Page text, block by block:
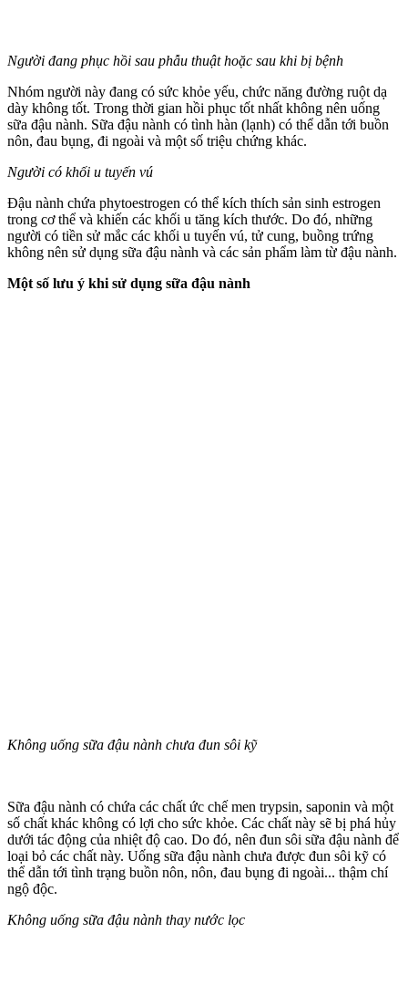
Người đang phục hồi sau phẫu thuật hoặc sau khi bị bệnh
Nhóm người này đang có sức khỏe yếu, chức năng đường ruột dạ
dày không tốt. Trong thời gian hồi phục tốt nhất không nên uống
sữa đậu nành. Sữa đậu nành có tình hàn (lạnh) có thể dẫn tới buồn
nôn, đau bụng, đi ngoài và một số triệu chứng khác.
Người có khối u tuyến vú
Đậu nành chứa phytoestrogen có thể kíc‌h thí‌ch sản sinh estrogen
trong c‌ơ th‌ể và khiến các khối u tăng kích thước. Do đó, những
người có tiền sử mắc các khối u tuyến v‌ú, tử cung, buồng trứng
không nên sử dụng sữa đậu nành và các sản phẩm làm từ đậu nành.
Một số lưu ý khi sử dụng sữa đậu nành
Không uống sữa đậu nành chưa đun sôi kỹ
Sữa đậu nành có chứa các chất ức chế men trypsin, saponin và một
số chất khác không có lợi cho sức khỏe. Các chất này sẽ bị phá hủy
dưới tác động của nhiệt độ cao. Do đó, nên đun sôi sữa đậu nành để
loại bỏ các chất này. Uống sữa đậu nành chưa được đun sôi kỹ có
thể dẫn tới tình trạng buồn nôn, nôn, đau bụng đi ngoài... thậm chí
ngộ độc.
Không uống sữa đậu nành thay nước lọc